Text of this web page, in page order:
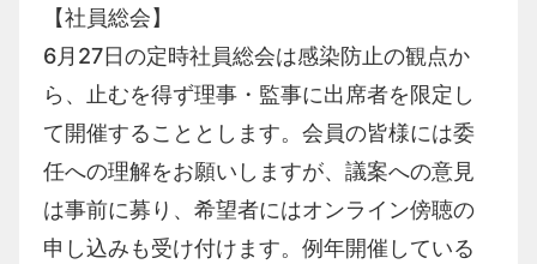
【社員総会】
6月 27日の定時社員総会は感染防止の観点か
ら、止むを得ず理事・監事に出席者を限定し
て開催することとします。会員の皆様には委
任への理解をお願いしますが、議案への意見
は事前に募り、希望者にはオンライン傍聴の
申し込みも受け付けます。例年開催している